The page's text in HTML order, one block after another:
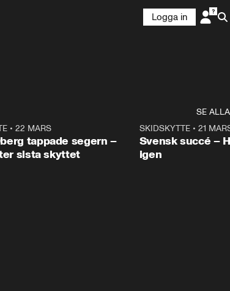
Logga in
SE ALLA
• 22 MARS
tappade segern –
sista skyttet
SKIDSKYTTE• 21
Svensk succé –
igen